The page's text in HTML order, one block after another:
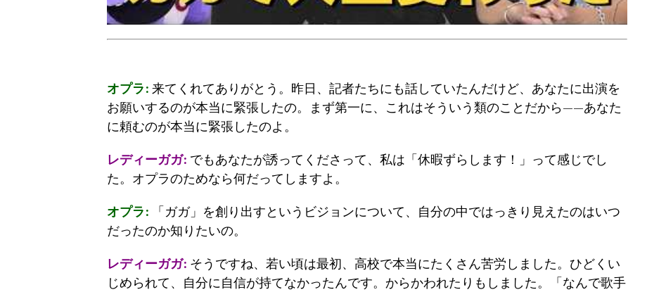
オプラ: 来てくれてありがとう。昨日、記者たちにも話していたんだけど、あなたに出演を
お願いするのが本当に緊張したの。まず第一に、これはそういう類のことだから——あなた
に頼むのが本当に緊張したのよ。
レディーガガ: でもあなたが誘ってくださって、私は「休暇ずらします！」って感じでし
た。オプラのためなら何だってしますよ。
オプラ: 「ガガ」を創り出すというビジョンについて、自分の中ではっきり見えたのはいつ
だったのか知りたいの。
レディーガガ: そうですね、若い頃は最初、高校で本当にたくさん苦労しました。ひどくい
じめられて、自分に自信が持てなかったんです。からかわれたりもしました。「なんで歌手